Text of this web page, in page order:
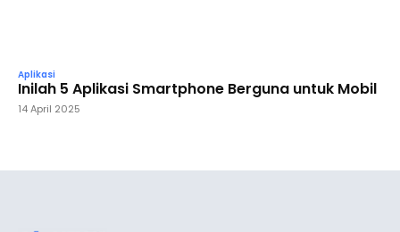
Aplikasi
Inilah 5 Aplikasi Smartphone Berguna untuk Mobil
14 April 2025